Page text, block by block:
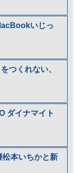
いじっ
つくれない、
ダイナマイト
本いちかと新